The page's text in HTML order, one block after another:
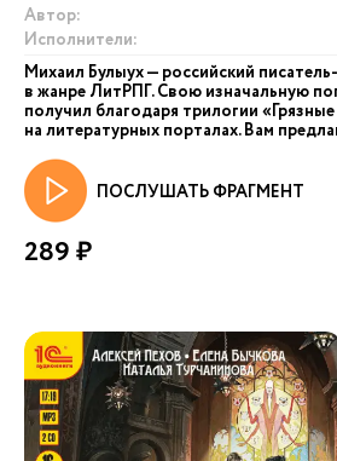
Автор:
Исполнители:
Михаил Булыух — российский
в жанре ЛитРПГ. Свою изначальную
получил благодаря трилогии
на литературных порталах. Вам
ПОСЛУШАТЬ ФРАГМЕНТ
289 ₽